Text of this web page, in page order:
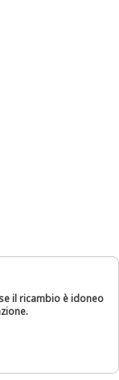
il ricambio è idoneo